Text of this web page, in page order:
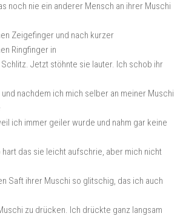
noch nie ein anderer Mensch an ihrer Muschi
Zeigefinger und nach kurzer
Ringfinger in
Jetzt stöhnte sie lauter. Ich schob ihr
nachdem ich mich selber an meiner Muschi
ich immer geiler wurde und nahm gar keine
das sie leicht aufschrie, aber mich nicht
Saft ihrer Muschi so glitschig, das ich auch
zu drücken. Ich drückte ganz langsam